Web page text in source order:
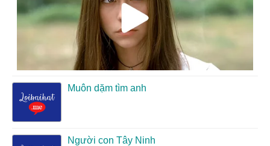
Muôn dặm tìm anh
Người con Tây Ninh